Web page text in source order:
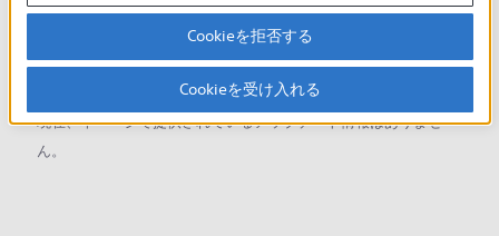
ルメディア利用規約をご確認ください。
ダウンロード
現在、本ページで提供されているアップデート情報はありませ
ん。
Cookieを拒否する
Cookieを受け入れる